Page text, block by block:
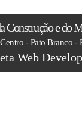
Construção e do
- Pato Branco -
Web